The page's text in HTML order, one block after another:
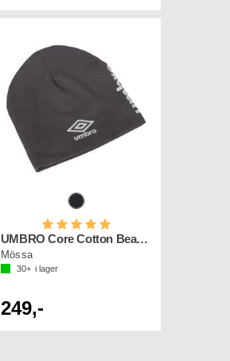
Betyg:
UMBRO Core Cotton Beanie
Mössa
30+ i lager
249,-